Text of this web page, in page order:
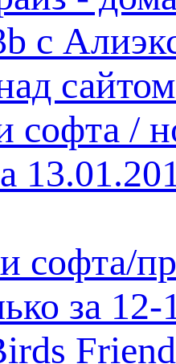
с
софта /
софта/
за